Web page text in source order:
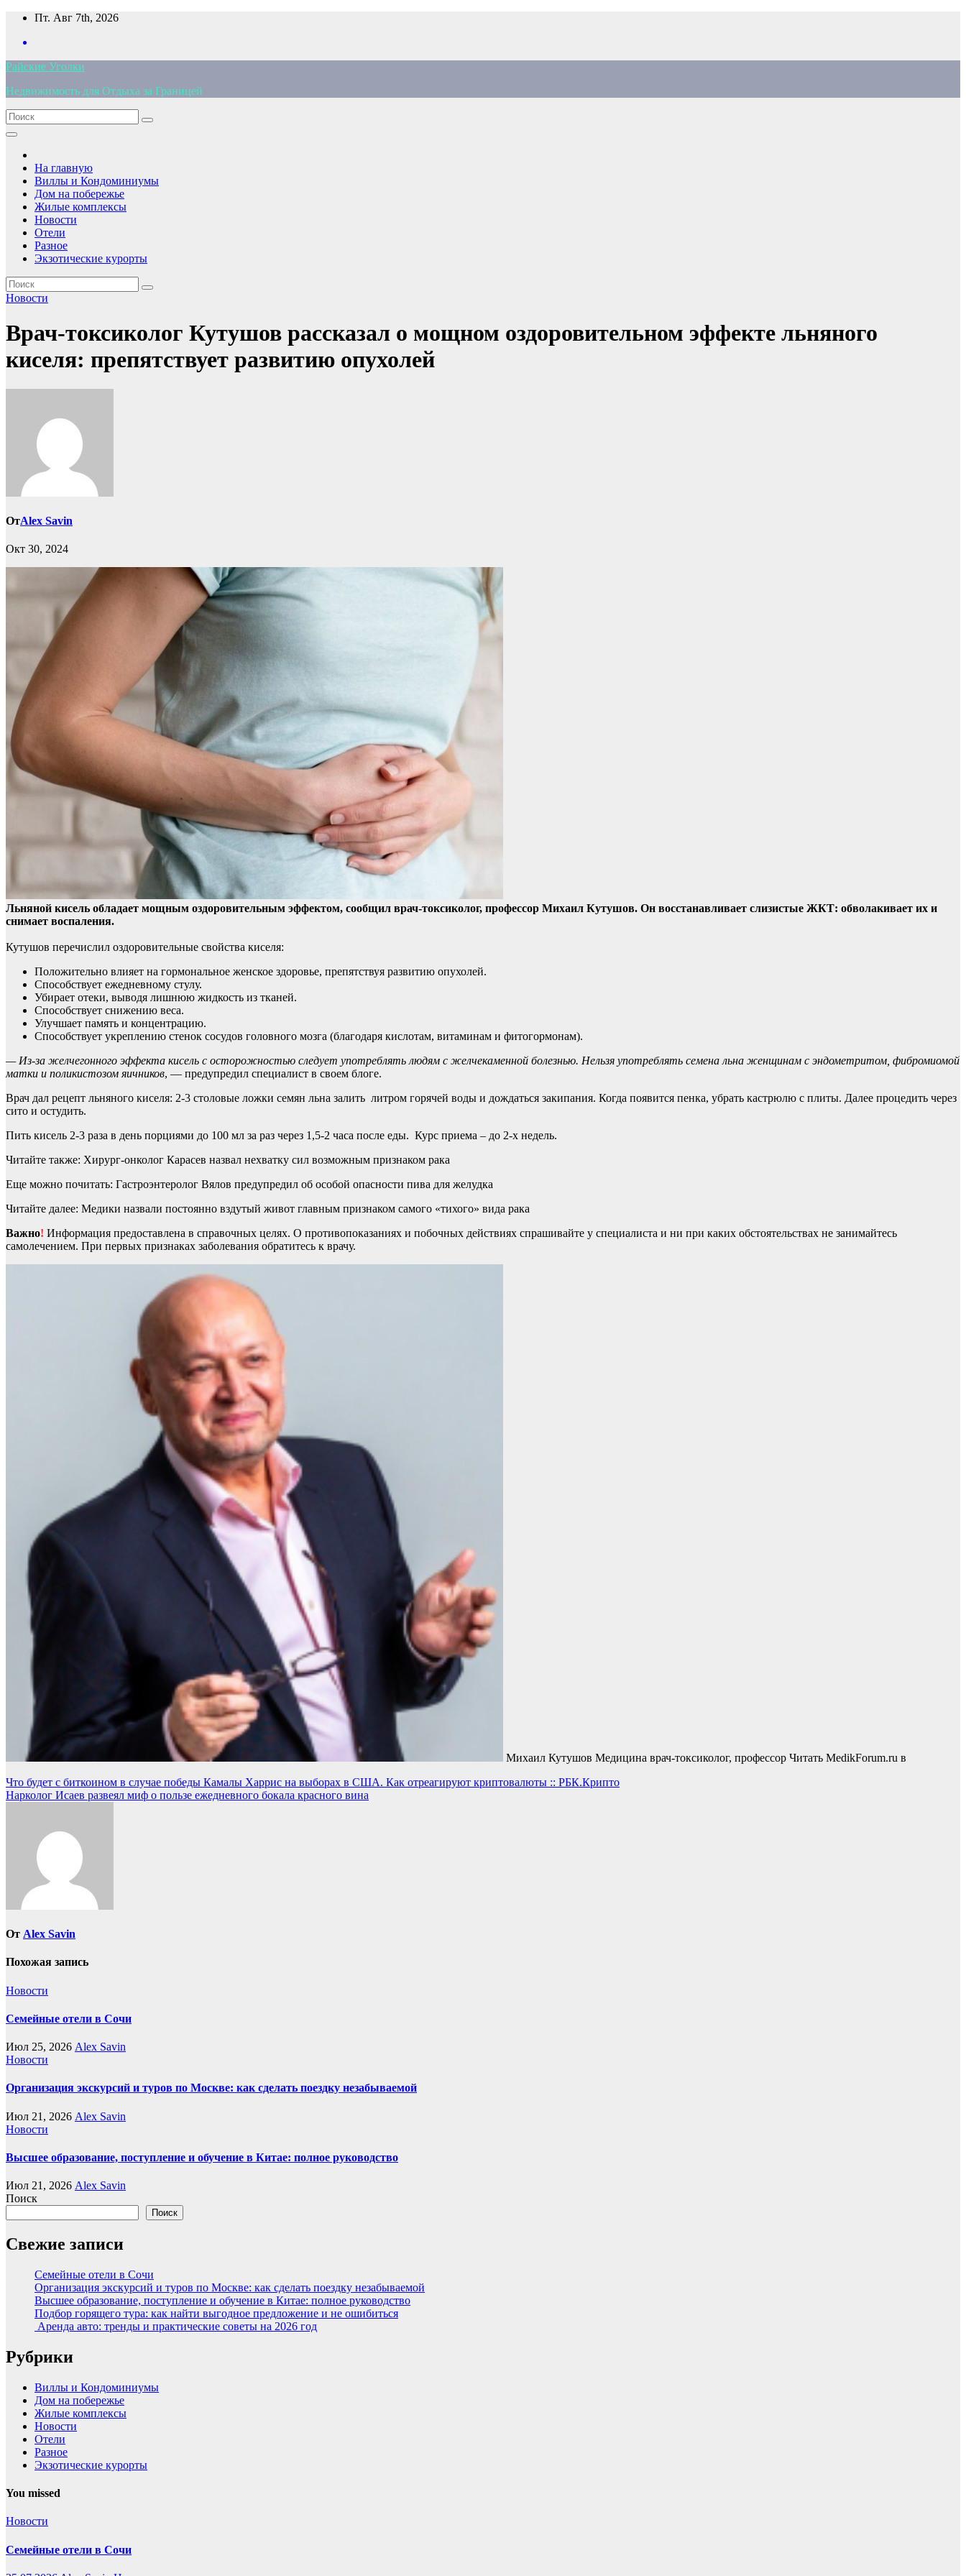
Перейти
содержимому
Пт. Авг 7th, 2026
Райские Уголки
Недвижимость для Отдыха за Границей
На главную
Виллы и Кондоминиумы
Дом на побережье
Жилые комплексы
Новости
Отели
Разное
Экзотические курорты
Новости
Врач-токсиколог Кутушов рассказал о мощном оздоровительном эффекте льняного
киселя: препятствует развитию опухолей
ОтAlex Savin
Окт 30, 2024
Льняной кисель обладает мощным оздоровительным эффектом, сообщил врач-токсиколог, профессор Михаил Кутушов. Он восстанавливает слизистые ЖКТ: обволакивает их и
снимает воспаления.
Кутушов перечислил оздоровительные свойства киселя:
Положительно влияет на гормональное женское здоровье, препятствуя развитию опухолей.
Способствует ежедневному стулу.
Убирает отеки, выводя лишнюю жидкость из тканей.
Способствует снижению веса.
Улучшает память и концентрацию.
Способствует укреплению стенок сосудов головного мозга (благодаря кислотам, витаминам и фитогормонам).
— Из-за желчегонного эффекта кисель с осторожностью следует употреблять людям с желчекаменной болезнью. Нельзя употреблять семена льна женщинам с эндометритом, фибромиомой
матки и поликистозом яичников, — предупредил специалист в своем блоге.
Врач дал рецепт льняного киселя: 2-3 столовые ложки семян льна залить литром горячей воды и дождаться закипания. Когда появится пенка, убрать кастрюлю с плиты. Далее процедить через
сито и остудить.
Пить кисель 2-3 раза в день порциями до 100 мл за раз через 1,5-2 часа после еды. Курс приема – до 2-х недель.
Читайте также: Хирург-онколог Карасев назвал нехватку сил возможным признаком рака
Еще можно почитать: Гастроэнтеролог Вялов предупредил об особой опасности пива для желудка
Читайте далее: Медики назвали постоянно вздутый живот главным признаком самого «тихого» вида рака
Важно! Информация предоставлена в справочных целях. О противопоказаниях и побочных действиях спрашивайте у специалиста и ни при каких обстоятельствах не занимайтесь
самолечением. При первых признаках заболевания обратитесь к врачу.
Михаил Кутушов Медицина врач-токсиколог, профессор Читать MedikForum.ru в
Навигация
по
Что будет с биткоином в случае победы Камалы Харрис на выборах в США. Как отреагируют криптовалюты :: РБК.Крипто
Нарколог Исаев развеял миф о пользе ежедневного бокала красного вина
От Alex Savin
Похожая запись
Новости
Семейные отели в Сочи
Июл 25, 2026 Alex Savin
Новости
Организация экскурсий и туров по Москве: как сделать поездку незабываемой
Июл 21, 2026 Alex Savin
Новости
Высшее образование, поступление и обучение в Китае: полное руководство
Июл 21, 2026 Alex Savin
Поиск
Поиск
Свежие записи
Семейные отели в Сочи
Организация экскурсий и туров по Москве: как сделать поездку незабываемой
Высшее образование, поступление и обучение в Китае: полное руководство
Подбор горящего тура: как найти выгодное предложение и не ошибиться
Аренда авто: тренды и практические советы на 2026 год
Рубрики
Виллы и Кондоминиумы
Дом на побережье
Жилые комплексы
Новости
Отели
Разное
Экзотические курорты
You missed
Новости
Семейные отели в Сочи